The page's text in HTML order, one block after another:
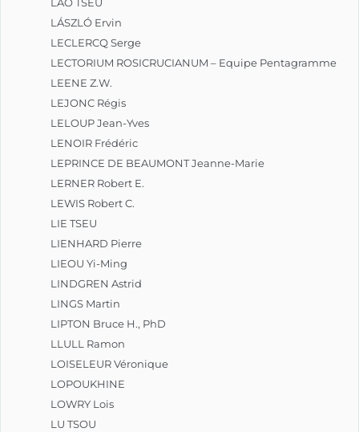
LÁSZLÓ Ervin
LECLERCQ Serge
LECTORIUM ROSICRUCIANUM – Equipe Pentagramme
LEENE Z.W.
LEJONC Régis
LELOUP Jean-Yves
LENOIR Frédéric
LEPRINCE DE BEAUMONT Jeanne-Marie
LERNER Robert E.
LEWIS Robert C.
LIE TSEU
LIENHARD Pierre
LIEOU Yi-Ming
LINDGREN Astrid
LINGS Martin
LIPTON Bruce H., PhD
LLULL Ramon
LOISELEUR Véronique
LOPOUKHINE
LOWRY Lois
LU TSOU